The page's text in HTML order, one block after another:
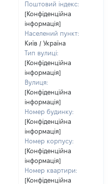
Поштовий індекс:
[Конфіденційна
інформація]
Населений пункт:
Київ / Україна
Тип вулиці:
[Конфіденційна
інформація]
Вулиця:
[Конфіденційна
інформація]
Номер будинку:
[Конфіденційна
інформація]
Номер корпусу:
[Конфіденційна
інформація]
Номер квартири:
[Конфіденційна